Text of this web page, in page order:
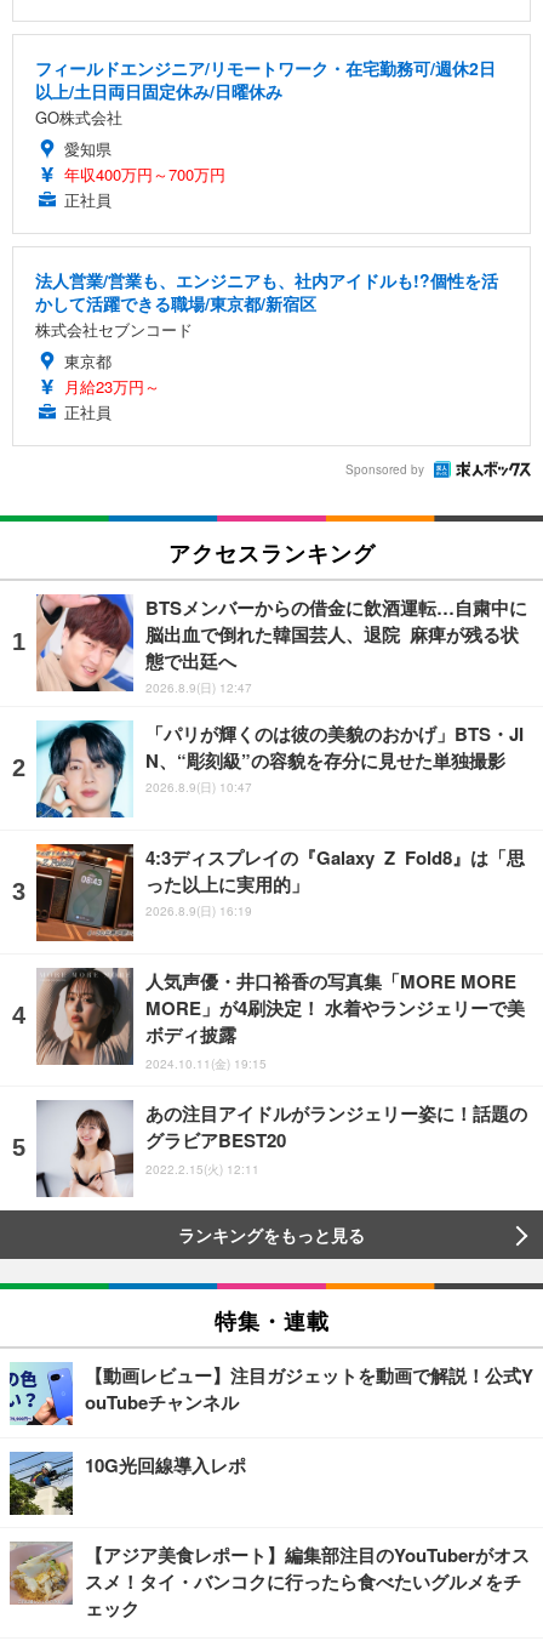
フィールドエンジニア/リモートワーク・在宅勤務可/週休2日
以上/土日両日固定休み/日曜休み
GO株式会社
愛知県
年収400万円～700万円
正社員
法人営業/営業も、エンジニアも、社内アイドルも!?個性を活
かして活躍できる職場/東京都/新宿区
株式会社セブンコード
東京都
月給23万円～
正社員
Sponsored by
アクセスランキング
BTSメンバーからの借金に飲酒運転…自粛中に
脳出血で倒れた韓国芸人、退院 麻痺が残る状
態で出廷へ
2026.8.9(日) 12:47
「パリが輝くのは彼の美貌のおかげ」BTS・JI
N、“彫刻級”の容貌を存分に見せた単独撮影
2026.8.9(日) 10:47
4:3ディスプレイの『Galaxy Z Fold8』は「思
った以上に実用的」
2026.8.9(日) 16:19
人気声優・井口裕香の写真集「MORE MORE
MORE」が4刷決定！ 水着やランジェリーで美
ボディ披露
2024.10.11(金) 19:15
あの注目アイドルがランジェリー姿に！話題の
グラビアBEST20
2022.2.15(火) 12:11
ランキングをもっと見る
特集・連載
【動画レビュー】注目ガジェットを動画で解説！公式Y
ouTubeチャンネル
10G光回線導入レポ
【アジア美食レポート】編集部注目のYouTuberがオス
スメ！タイ・バンコクに行ったら食べたいグルメをチ
ェック